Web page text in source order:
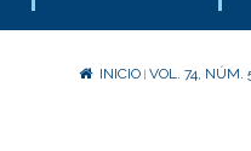
INICIO VOL. 74, NÚM.